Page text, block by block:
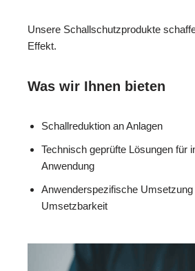
Unsere Schallschutzprodukte
Effekt.
Was wir Ihnen bieten
Schallreduktion an Anlagen
Technisch geprüfte Lösungen für
Anwendung
Anwenderspezifische
Umsetzbarkeit